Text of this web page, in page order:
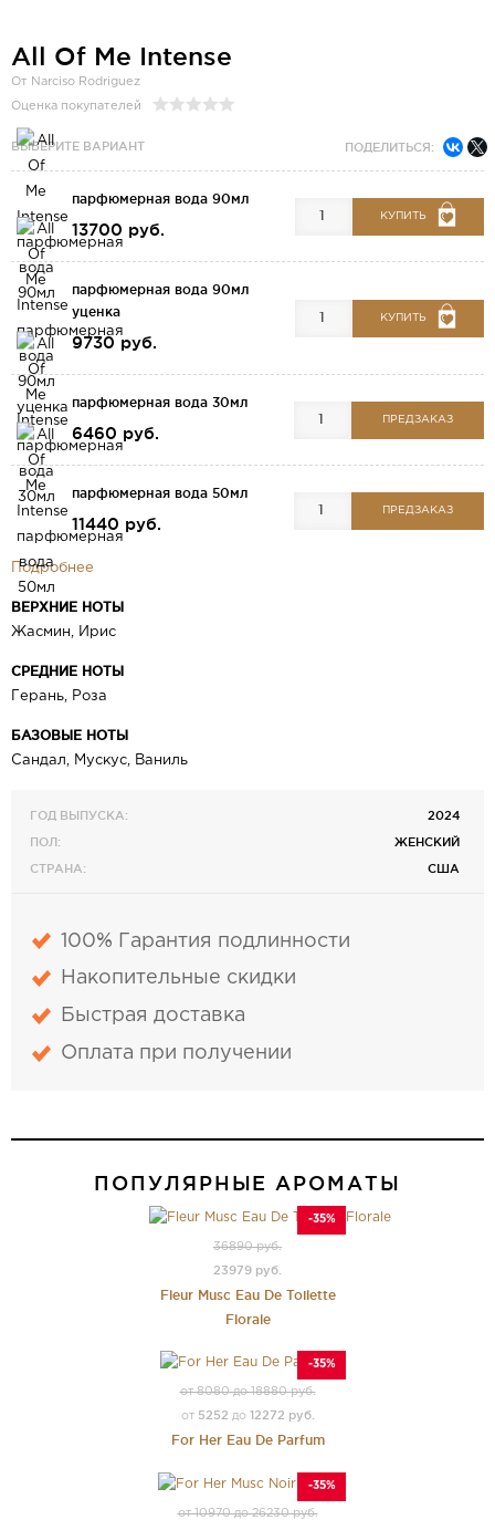
All Of Me Intense
От Narciso Rodriguez
Оценка покупателей
ВЫБЕРИТЕ ВАРИАНТ ПОДЕЛИТЬСЯ:
парфюмерная вода 90мл
13700 руб.
КУПИТЬ
парфюмерная вода 90мл
уценка
9730 руб.
КУПИТЬ
парфюмерная вода 30мл
6460 руб.
ПРЕДЗАКАЗ
парфюмерная вода 50мл
11440 руб.
ПРЕДЗАКАЗ
Подробнее
ВЕРХНИЕ НОТЫ
Жасмин, Ирис
СРЕДНИЕ НОТЫ
Герань, Роза
БАЗОВЫЕ НОТЫ
Сандал, Мускус, Ваниль
ГОД ВЫПУСКА:
2024
ПОЛ:
ЖЕНСКИЙ
СТРАНА:
США
100% Гарантия подлинности
Накопительные скидки
Быстрая доставка
Оплата при получении
ПОПУЛЯРНЫЕ АРОМАТЫ
-35%
36890 руб.
23979 руб.
Fleur Musc Eau De Toilette
Florale
-35%
от 8080 до 18880 руб.
от 5252 до 12272 руб.
For Her Eau De Parfum
-35%
от 10970 до 26230 руб.